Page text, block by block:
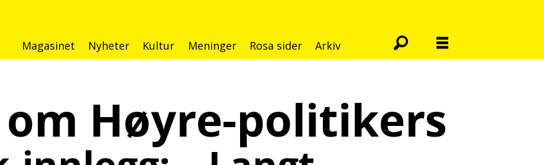
Magasinet Nyheter Kultur Meninger Rosa sider Arkiv
om Høyre-politikers